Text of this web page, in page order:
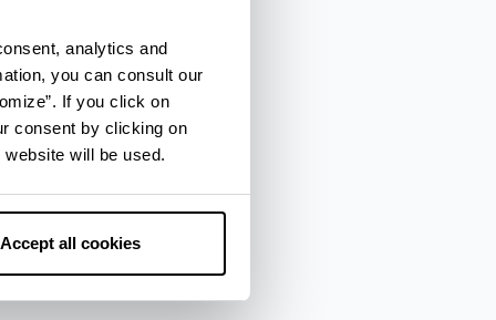
analytics and
you can consult our
If you click on
consent by clicking on
will be used.
Accept all cookies